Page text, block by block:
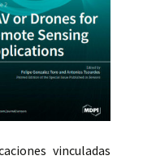
vinculadas